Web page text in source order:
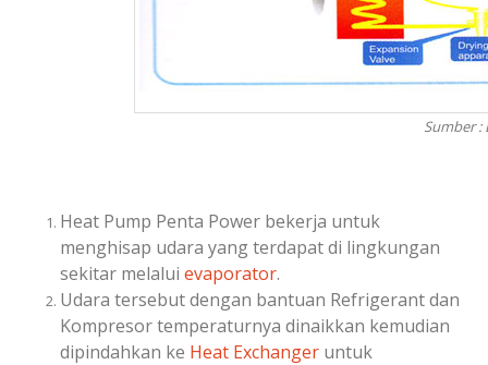
Sumber :
Heat Pump Penta Power bekerja untuk
menghisap udara yang terdapat di lingkungan
sekitar melalui evaporator.
Udara tersebut dengan bantuan Refrigerant dan
Kompresor temperaturnya dinaikkan kemudian
dipindahkan ke Heat Exchanger untuk